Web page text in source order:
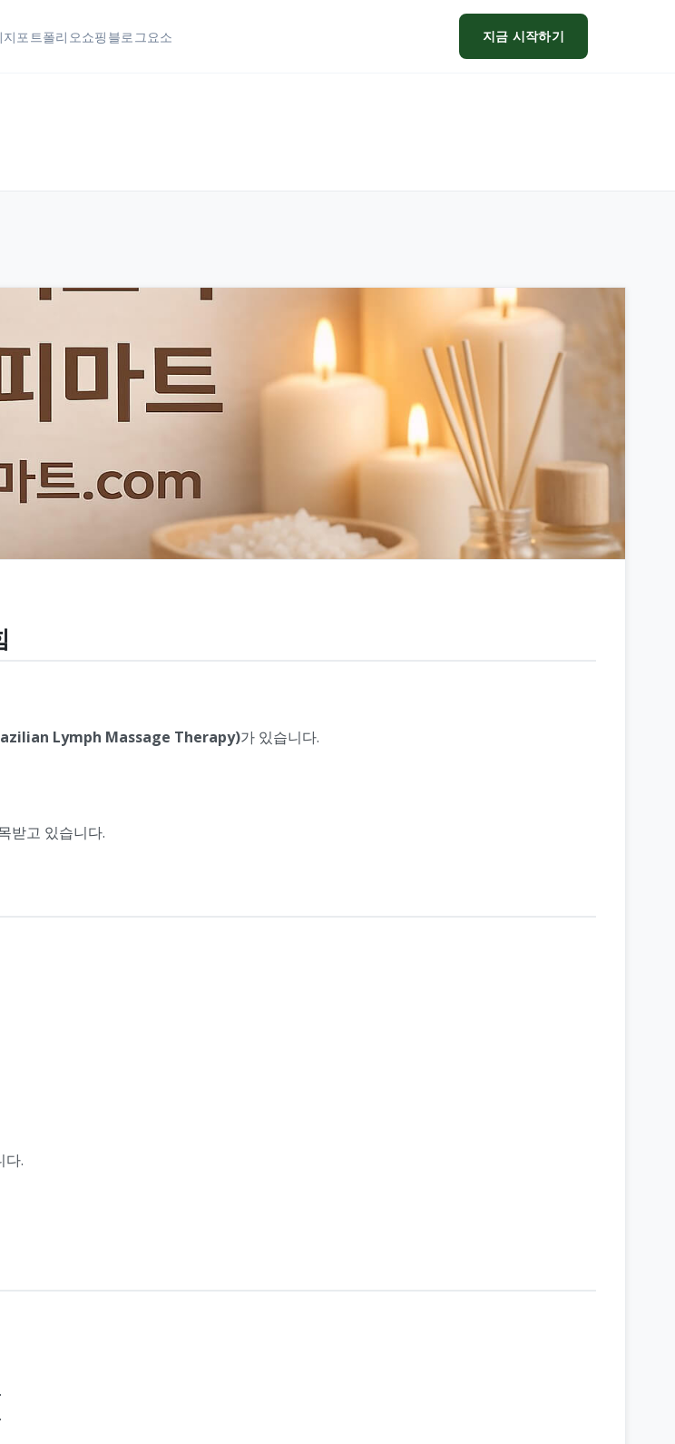
포트폴리오쇼핑 블로그 요소 지금 시작하기
Lymph Massage Therapy)가 있습니다.
받고 있습니다.
다.